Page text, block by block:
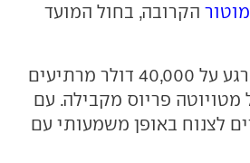
הקרובה, בחול המועד
מחיר הוולט עומד כרגע על 40,000 דולר מרתיעים
פריוס מקבילה. עם
לצנוח באופן משמעותי עם